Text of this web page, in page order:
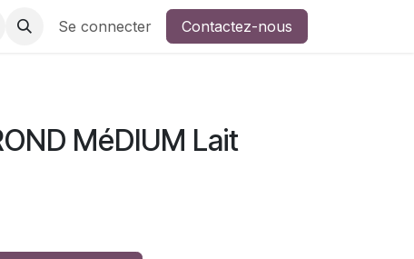
Se connecter Contactez-nous
MéDIUM Lait